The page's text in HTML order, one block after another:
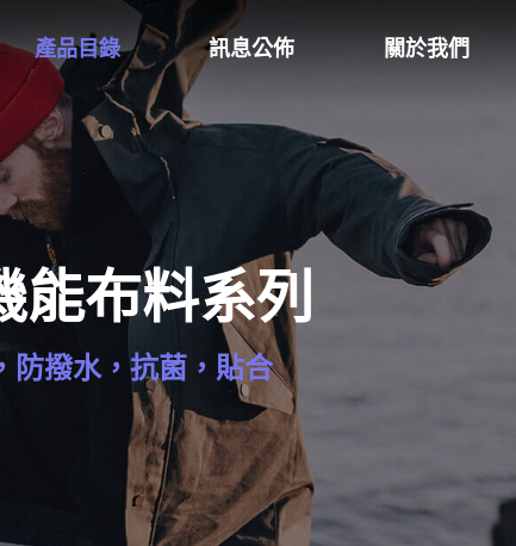
產品目錄 訊息公佈 關於我們
能布料系列
防撥水，抗菌，貼合